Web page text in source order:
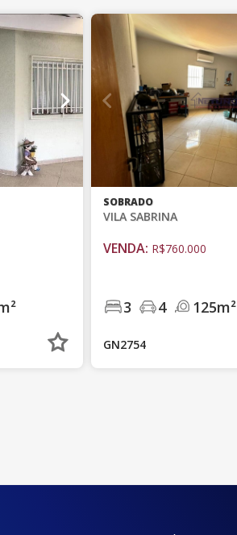
SOBRADO
VILA SABRINA
VENDA: R$760.000
3 4 125m²
GN2754